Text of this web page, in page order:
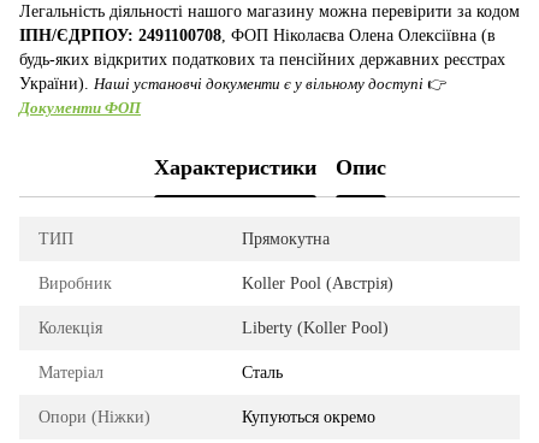
Легальність діяльності нашого магазину можна перевірити за кодом
ІПН/ЄДРПОУ: 2491100708 , ФОП Ніколаєва Олена Олексіївна (в
будь-яких відкритих податкових та пенсійних державних реєстрах
України). Наші установчі документи є у вільному доступі 👉
Документи ФОП
Характеристики Опис
ТИП Прямокутна
Виробник Koller Pool (Австрія)
Колекція Liberty (Koller Pool)
Матеріал Сталь
Опори (Ніжки) Купуються окремо